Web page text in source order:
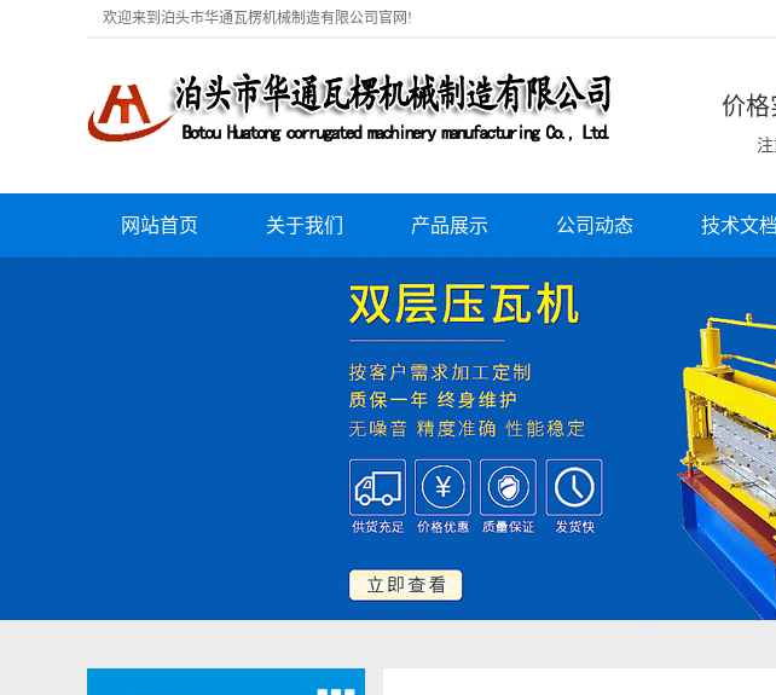
欢迎来到泊头市华通瓦楞机械制造有限公司官网!
价格
网站首页 关于我们 产品展示 公司动态 技术文档